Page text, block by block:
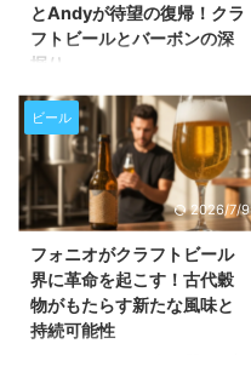
とAndyが待望の復帰！クラ
フトビールとバーボンの深
掘り
※このページにはお酒に関する内
容が含まれます。20歳未満の方
の閲覧・購入は禁止されていま
す。 この記事では、人気クラフ
トビールポッドキャスト「The
Full Pint Podcast」の最新エピソ
す。長期休暇を経て復帰したパー
ソナリティのDannyとAndyが、
ビール業界のトレンドやバーボン
市場との比較について語り合う、
ビール
2026/7/9
フォニオがクラフトビール
界に革命を起こす！古代穀
物がもたらす新たな風味と
持続可能性